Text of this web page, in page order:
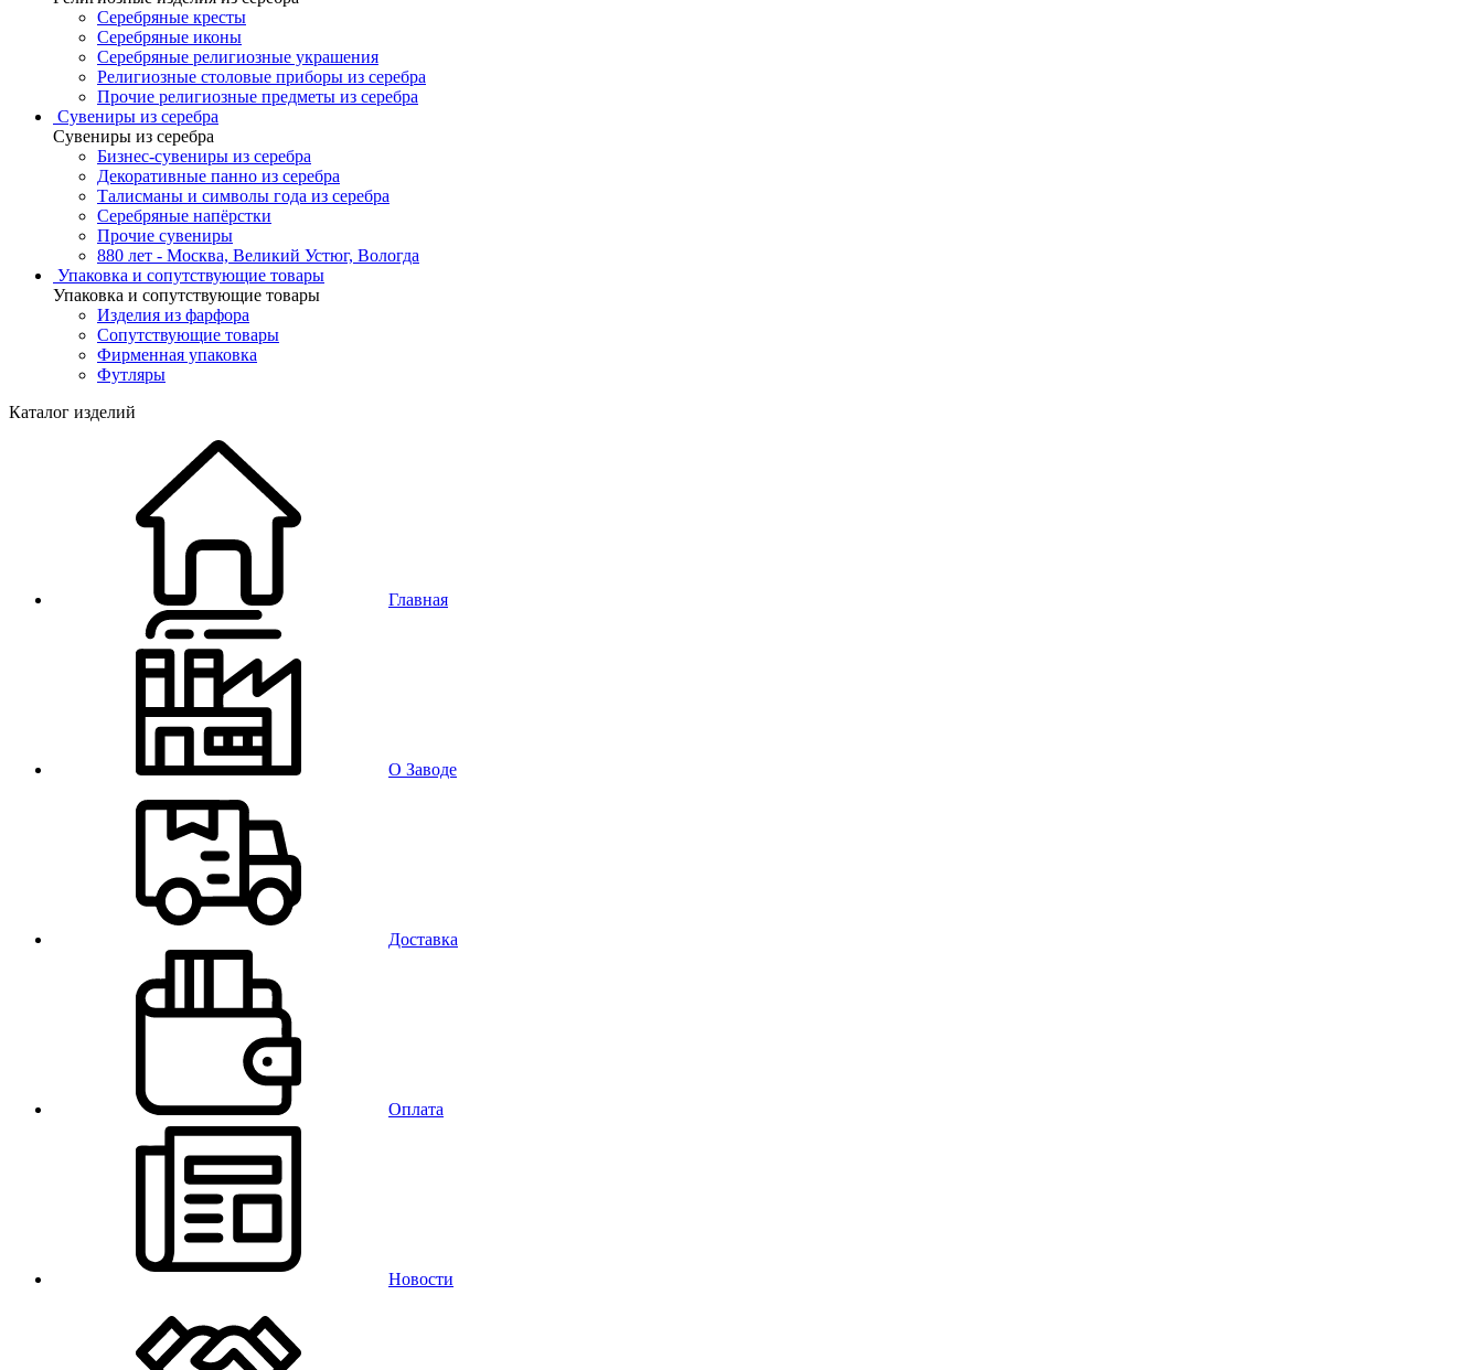
Серебряные кресты
Серебряные иконы
Серебряные религиозные украшения
Религиозные столовые приборы из серебра
Прочие религиозные предметы из серебра
Сувениры из серебра
Сувениры из серебра
Бизнес-сувениры из серебра
Декоративные панно из серебра
Талисманы и символы года из серебра
Серебряные напёрстки
Прочие сувениры
880 лет - Москва, Великий Устюг, Вологда
Упаковка и сопутствующие товары
Упаковка и сопутствующие товары
Изделия из фарфора
Сопутствующие товары
Фирменная упаковка
Футляры
Каталог изделий
Главная
О Заводе
Доставка
Оплата
Новости